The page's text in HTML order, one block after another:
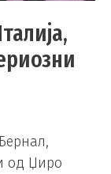
од Џиро